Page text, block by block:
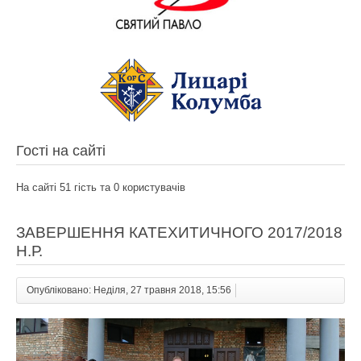
Гості на сайті
На сайті 51 гість та 0 користувачів
ЗАВЕРШЕННЯ КАТЕХИТИЧНОГО 2017/2018
Н.Р.
Опубліковано: Неділя, 27 травня 2018, 15:56